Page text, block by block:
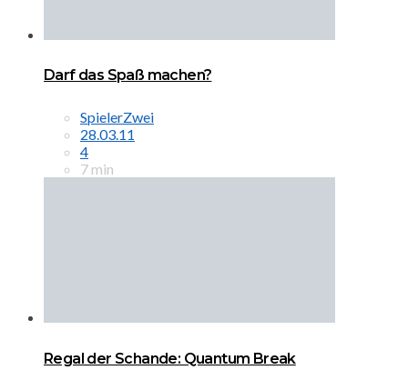
Darf das Spaß machen?
SpielerZwei
28.03.11
4
7 min
Regal der Schande: Quantum Break